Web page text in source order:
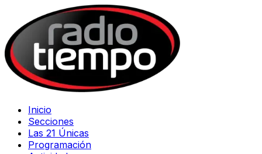
Inicio
Secciones
Las 21 Únicas
Programación